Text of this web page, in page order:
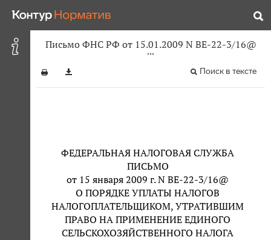
Письмо ФНС РФ от 15.01.2009 N ВЕ-22-3/16@
Поиск в тексте
ФЕДЕРАЛЬНАЯ НАЛОГОВАЯ СЛУЖБА
ПИСЬМО
от 15 января 2009 г. N ВЕ-22-3/16@
О ПОРЯДКЕ УПЛАТЫ НАЛОГОВ
НАЛОГОПЛАТЕЛЬЩИКОМ, УТРАТИВШИМ
ПРАВО НА ПРИМЕНЕНИЕ ЕДИНОГО
СЕЛЬСКОХОЗЯЙСТВЕННОГО НАЛОГА